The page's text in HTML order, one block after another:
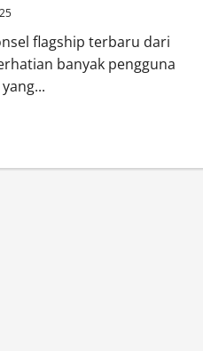
flagship terbaru dari
banyak pengguna